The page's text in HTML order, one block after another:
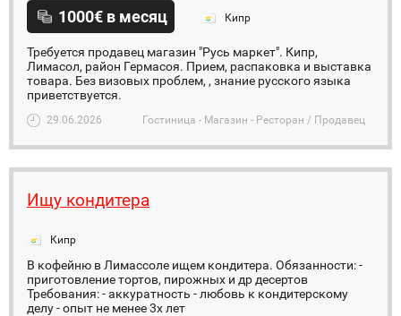
1000€ в месяц Кипр
Требуется продавец магазин "Русь маркет". Кипр,
Лимасол, район Гермасоя. Прием, распаковка и выставка
товара. Без визовых проблем, , знание русского языка
приветствуется.
29.06.2026 Гостиница - Магазин - Ресторан / Продавец
Ищу кондитера
Кипр
В кофейню в Лимассоле ищем кондитера. Обязанности: -
приготовление тортов, пирожных и др десертов
Требования: - аккуратность - любовь к кондитерскому
делу - опыт не менее 3х лет